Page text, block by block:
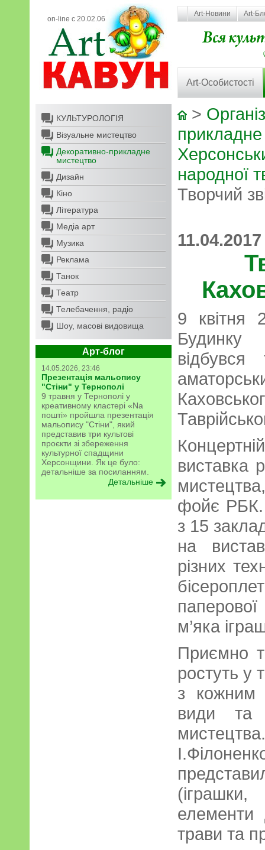
on-line с 20.02.06
Art-Новини Art-
Art-Особистості
КУЛЬТУРОЛОГІЯ
Візуальне мистецтво
Декоративно-прикладне
мистецтво
Дизайн
Кіно
Література
Медіа арт
Музика
Реклама
Танок
Театр
Телебачення, радіо
Шоу, масові видовища
Арт-блог
14.05.2026, 23:46
Презентація мальопису
"Стіни" у Тернополі
9 травня у Тернополі у
креативному кластері «Na
пошті» пройшла презентація
мальопису "Стіни", який
представив три культові
проєкти зі збереження
культурної спадщини
Херсонщини. Як це було:
детальніше за посиланням.
Детальніше
>
народної
Творчий
9 квітня
Будинку
відбувся
виставка
фойє РБК.
з 15
на
різних
м’яка
Приємно
ростуть у
з кожним
види та
елементи
трави та